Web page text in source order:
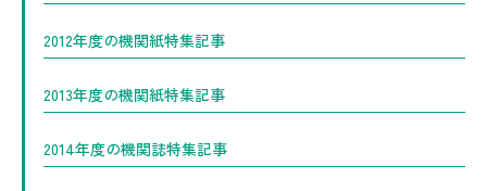
2012年度の機関紙特集記事
2013年度の機関紙特集記事
2014年度の機関誌特集記事